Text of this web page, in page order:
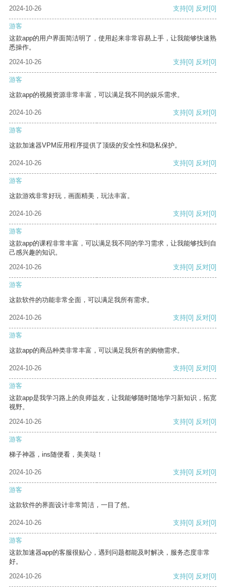
2024-10-26
支持[0] 反对[0]
游客
这款app的用户界面简洁明了，使用起来非常容易上手，让我能够快速熟
悉操作。
2024-10-26
支持[0] 反对[0]
游客
这款app的视频资源非常丰富，可以满足我不同的娱乐需求。
2024-10-26 支持[0] 反对[0]
游客
这款加速器VPM应用程序提供了顶级的安全性和隐私保护。
2024-10-26 支持[0] 反对[0]
游客
这款游戏非常好玩，画面精美，玩法丰富。
2024-10-26 支持[0] 反对[0]
游客
这款app的课程非常丰富，可以满足我不同的学习需求，让我能够找到自
己感兴趣的知识。
2024-10-26
支持[0] 反对[0]
游客
这款软件的功能非常全面，可以满足我所有需求。
2024-10-26 支持[0] 反对[0]
游客
这款app的商品种类非常丰富，可以满足我所有的购物需求。
2024-10-26 支持[0] 反对[0]
游客
这款app是我学习路上的良师益友，让我能够随时随地学习新知识，拓宽
视野。
2024-10-26
支持[0] 反对[0]
游客
梯子神器，ins随便看，美美哒！
2024-10-26 支持[0] 反对[0]
游客
这款软件的界面设计非常简洁，一目了然。
2024-10-26 支持[0] 反对[0]
游客
这款加速器app的客服很贴心，遇到问题都能及时解决，服务态度非常
好。
2024-10-26
支持[0] 反对[0]